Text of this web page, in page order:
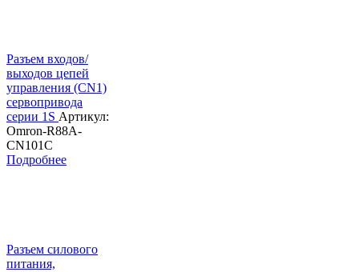
Разъем входов/
выходов цепей
управления (CN1)
сервопривода
серии 1S Артикул:
Omron-R88A-
CN101C
Подробнее
Разъем силового
питания,